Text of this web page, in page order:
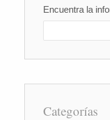
Encuentra la
Categorías